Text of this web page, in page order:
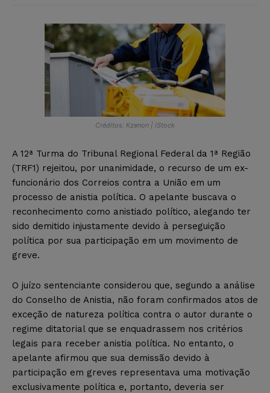
Créditos: Kzenon | iStock
A 12ª Turma do Tribunal Regional Federal da 1ª Região
(TRF1) rejeitou, por unanimidade, o recurso de um ex-
funcionário dos Correios contra a União em um
processo de anistia política. O apelante buscava o
reconhecimento como anistiado político, alegando ter
sido demitido injustamente devido à perseguição
política por sua participação em um movimento de
greve.
O juízo sentenciante considerou que, segundo a análise
do Conselho de Anistia, não foram confirmados atos de
exceção de natureza política contra o autor durante o
regime ditatorial que se enquadrassem nos critérios
legais para receber anistia política. No entanto, o
apelante afirmou que sua demissão devido à
participação em greves representava uma motivação
exclusivamente política e, portanto, deveria ser